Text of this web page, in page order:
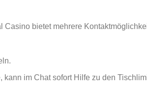
Casino bietet mehrere
im Chat sofort Hilfe zu den